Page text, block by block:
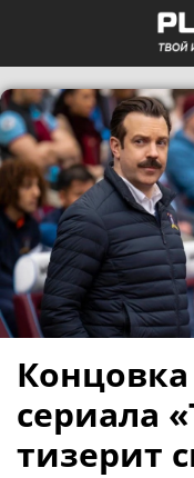
Концовка
сериала
тизерит